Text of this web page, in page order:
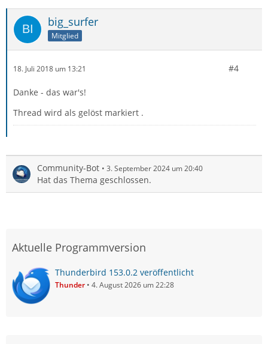
big_surfer
Mitglied
18. Juli 2018 um 13:21 #4
Danke - das war's!
Thread wird als gelöst markiert .
Community-Bot 3. September 2024 um 20:40
Hat das Thema geschlossen.
Aktuelle Programmversion
Thunderbird 153.0.2 veröffentlicht
Thunder 4. August 2026 um 22:28